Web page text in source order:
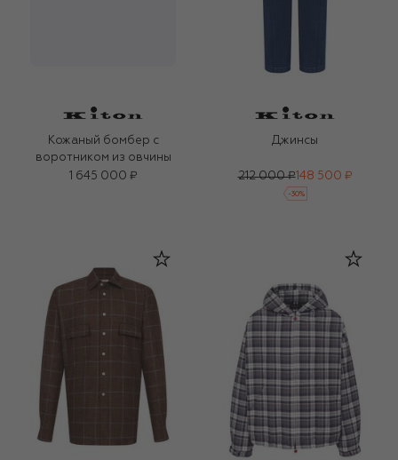
Кожаный бомбер с
воротником из овчины
1 645 000 ₽
Джинсы
212 000 ₽148 500 ₽
-30%